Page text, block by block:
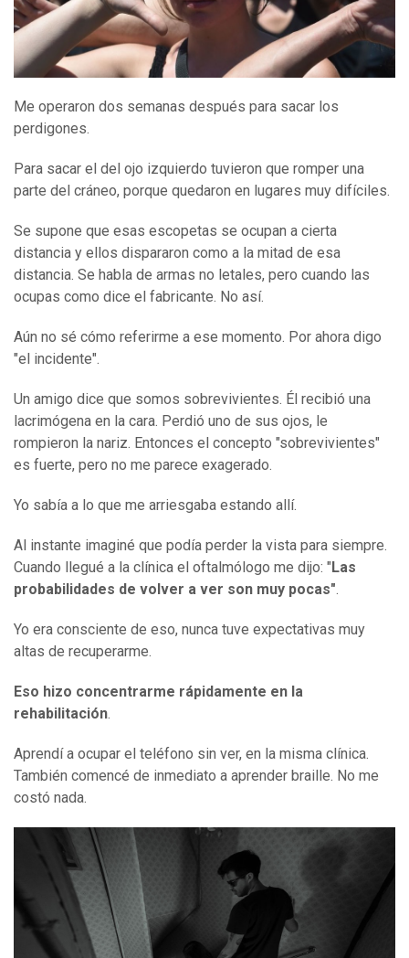
Me operaron dos semanas después para sacar los
perdigones.
Para sacar el del ojo izquierdo tuvieron que romper una
parte del cráneo, porque quedaron en lugares muy difíciles.
Se supone que esas escopetas se ocupan a cierta
distancia y ellos dispararon como a la mitad de esa
distancia. Se habla de armas no letales, pero cuando las
ocupas como dice el fabricante. No así.
Aún no sé cómo referirme a ese momento. Por ahora digo
"el incidente".
Un amigo dice que somos sobrevivientes. Él recibió una
lacrimógena en la cara. Perdió uno de sus ojos, le
rompieron la nariz. Entonces el concepto "sobrevivientes"
es fuerte, pero no me parece exagerado.
Yo sabía a lo que me arriesgaba estando allí.
Al instante imaginé que podía perder la vista para siempre.
Cuando llegué a la clínica el oftalmólogo me dijo: " Las
probabilidades de volver a ver son muy pocas".
Yo era consciente de eso, nunca tuve expectativas muy
altas de recuperarme.
Eso hizo concentrarme rápidamente en la
rehabilitación.
Aprendí a ocupar el teléfono sin ver, en la misma clínica.
También comencé de inmediato a aprender braille. No me
costó nada.